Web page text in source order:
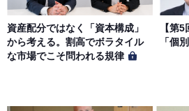
資産配分ではなく「資本構成」
から考える。割高でボラタイル
な市場でこそ問われる規律
【第
「個